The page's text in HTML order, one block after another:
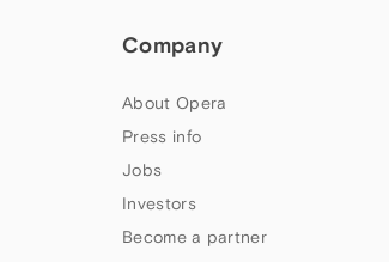
Company
About Opera
Press info
Jobs
Investors
Become a partner